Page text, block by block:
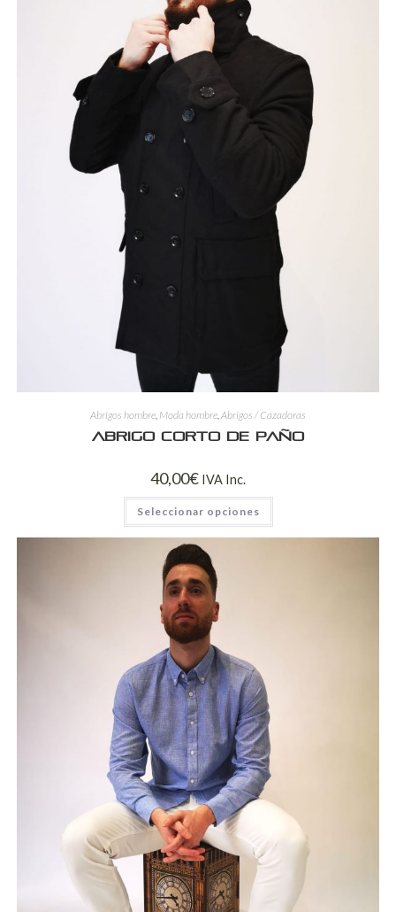
Abrigos hombre Moda hombre Abrigos / Cazadoras
Abrigo corto de paño
40,00€ IVA Inc.
Seleccionar opciones